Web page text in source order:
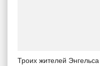
Троих жителей